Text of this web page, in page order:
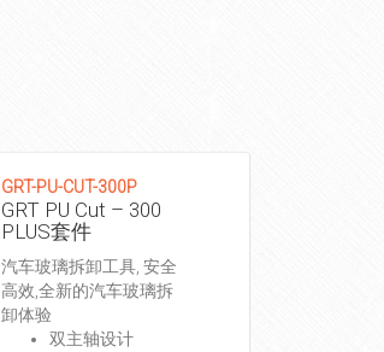
GRT-PU-CUT-300P
GRT PU Cut – 300
PLUS套件
汽车玻璃拆卸工具, 安全
高效,全新的汽车玻璃拆
卸体验
双主轴设计